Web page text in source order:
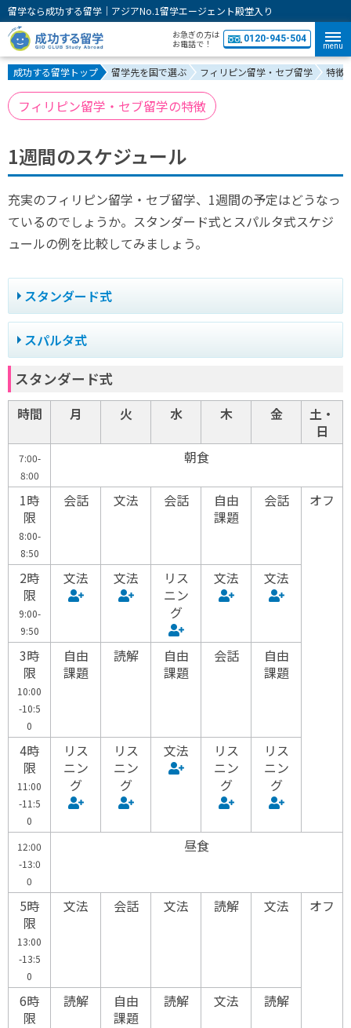
留学なら成功する留学｜アジアNo.1留学エージェント殿堂入り
お急ぎの方は
お電話で！
0120-945-504
menu
成功する留学トップ 留学先を国で選ぶ フィリピン留学・セブ留学 特徴
フィリピン留学・セブ留学の特徴
1週間のスケジュール
充実のフィリピン留学・セブ留学、1週間の予定はどうなっ
ているのでしょうか。スタンダード式とスパルタ式スケジ
ュールの例を比較してみましょう。
スタンダード式
スパルタ式
スタンダード式
時間 月 火 水 木 金
土・
日
7:00-
8:00
朝食
1時
限
8:00-
8:50
会話 文法 会話
自由
課題
会話 オフ
2時
限
9:00-
9:50
文法 文法
リス
ニン
グ
文法 文法
3時
限
10:00
-10:5
0
自由
課題
読解
自由
課題
会話
自由
課題
4時
限
11:00
-11:5
0
リス
ニン
グ
リス
ニン
グ
文法
リス
ニン
グ
リス
ニン
グ
12:00
-13:0
0
昼食
5時
限
13:00
-13:5
0
文法 会話 文法 読解 文法 オフ
6時
限
読解
自由
課題
読解 文法 読解